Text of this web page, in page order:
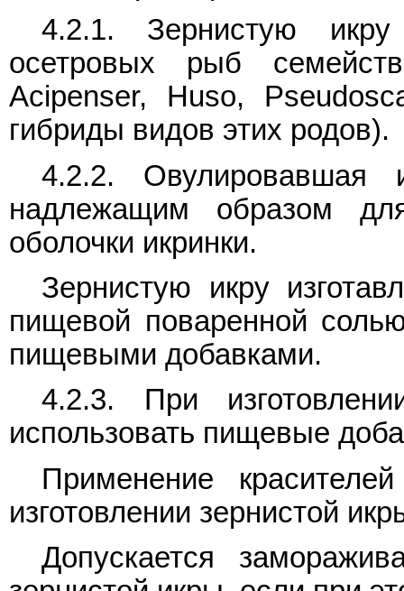
4.2.1. Зернистую икру
осетровых рыб
Acipenser, Huso,
гибриды видов этих родов).
4.2.2. Овулировавшая
надлежащим образом
оболочки икринки.
Зернистую икру
пищевой поваренной
пищевыми добавками.
4.2.3. При
использовать пищевые
Применение
изготовлении зернистой
Допускается